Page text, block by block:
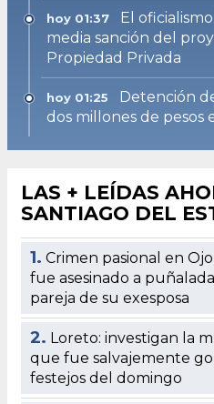
hoy 01:37
El
media sanción del
Propiedad Privada
hoy 01:25
Detención
dos millones de pesos
LAS + LEÍDAS
SANTIAGO DEL
1. Crimen pasional en
fue asesinado a
pareja de su exesposa
2. Loreto: investigan la
que fue salvajemente
festejos del domingo